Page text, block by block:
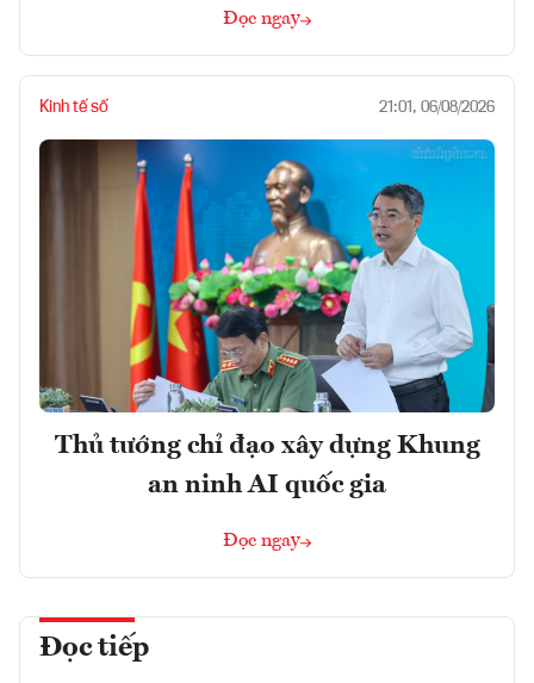
Đọc ngay
Kinh tế số 21:01, 06/08/2026
Thủ tướng chỉ đạo xây dựng Khung
an ninh AI quốc gia
Đọc ngay
Đọc tiếp